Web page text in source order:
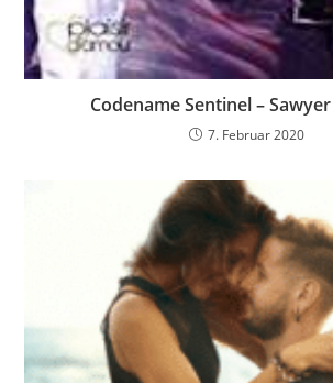
Codename Sentinel –
7. Februar 2020